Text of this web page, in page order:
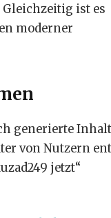
ist es
moderner
generierte
von Nutzern
jetzt“